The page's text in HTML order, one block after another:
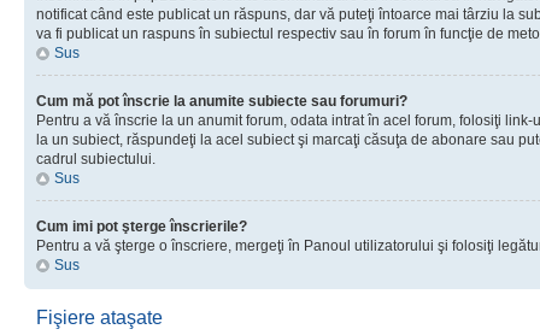
notificat când este publicat un răspuns, dar vă puteţi întoarce mai târziu la
va fi publicat un raspuns în subiectul respectiv sau în forum în funcţie de
Sus
Cum mă pot înscrie la anumite subiecte sau forumuri?
Pentru a vă înscrie la un anumit forum, odata intrat în acel forum, folosiţi
la un subiect, răspundeţi la acel subiect şi marcaţi căsuţa de abonare sau
cadrul subiectului.
Sus
Cum imi pot şterge înscrierile?
Pentru a vă şterge o înscriere, mergeţi în Panoul utilizatorului şi folosiţi
Sus
Fişiere ataşate